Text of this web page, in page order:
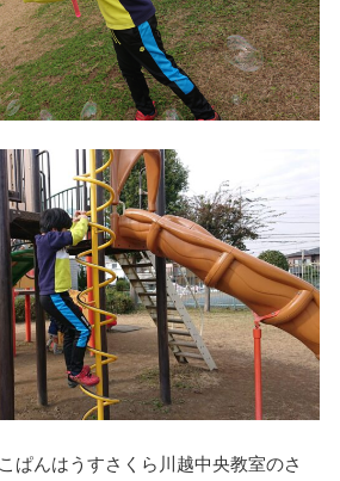
ぱんはうすさくら川越中央教室のさ